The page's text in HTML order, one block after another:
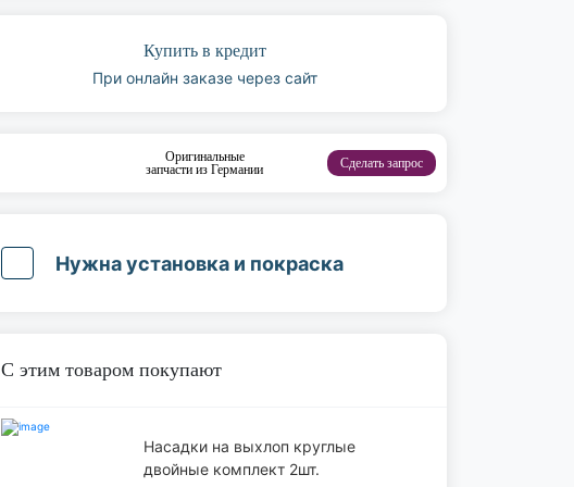
Купить в кредит
При онлайн заказе через сайт
Оригинальные
запчасти из Германии
Сделать запрос
Нужна установка и покраска
С этим товаром покупают
Насадки на выхлоп круглые
двойные комплект 2шт.